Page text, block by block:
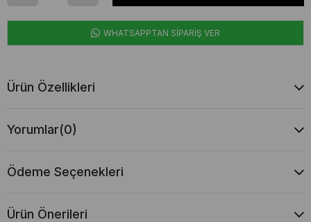
WHATSAPPTAN SİPARİŞ VER
Ürün Özellikleri
Yorumlar(0)
Ödeme Seçenekleri
Ürün Önerileri